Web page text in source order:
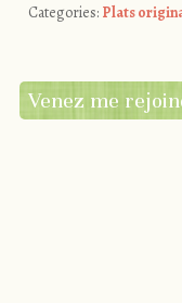
Categories: Plats
Venez me